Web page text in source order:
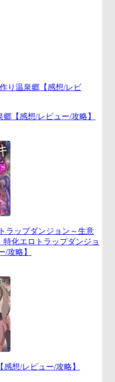
【感想/レビュー/攻略】
ラップダンジョン～生意
化エロトラップダンジョ
/攻略】
想/レビュー/攻略】